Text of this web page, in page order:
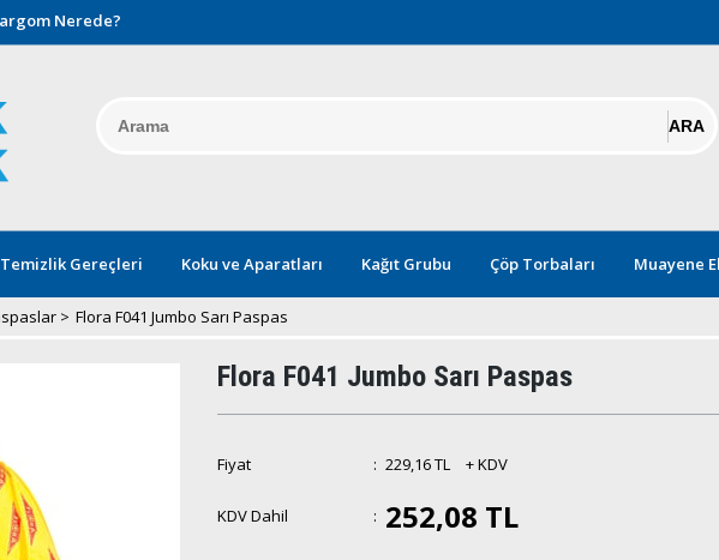
Nerede?
Temizlik Gereçleri Koku ve Aparatları Kağıt Grubu Çöp Torbaları Muayene
> Flora F041 Jumbo Sarı Paspas
Flora F041 Jumbo Sarı Paspas
Fiyat : 229,16 TL + KDV
KDV Dahil : 252,08 TL